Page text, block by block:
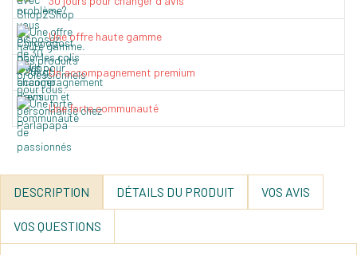
Une offre haute gamme
Un accompagnement premium
Une forte communauté
DESCRIPTION DÉTAILS DU PRODUIT VOS AVIS
VOS QUESTIONS